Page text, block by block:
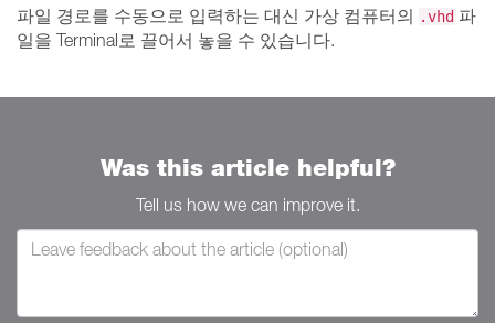
파일 경로를 수동으로 입력하는 대신 가상 컴퓨터의 .vhd 파
일을 Terminal로 끌어서 놓을 수 있습니다.
Was this article helpful?
Tell us how we can improve it.